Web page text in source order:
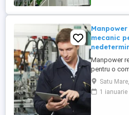
mai mult ...
mecanic
Manpower
pentru o
în producția
cablaje
tensiuni
Satu
1 ianuarie